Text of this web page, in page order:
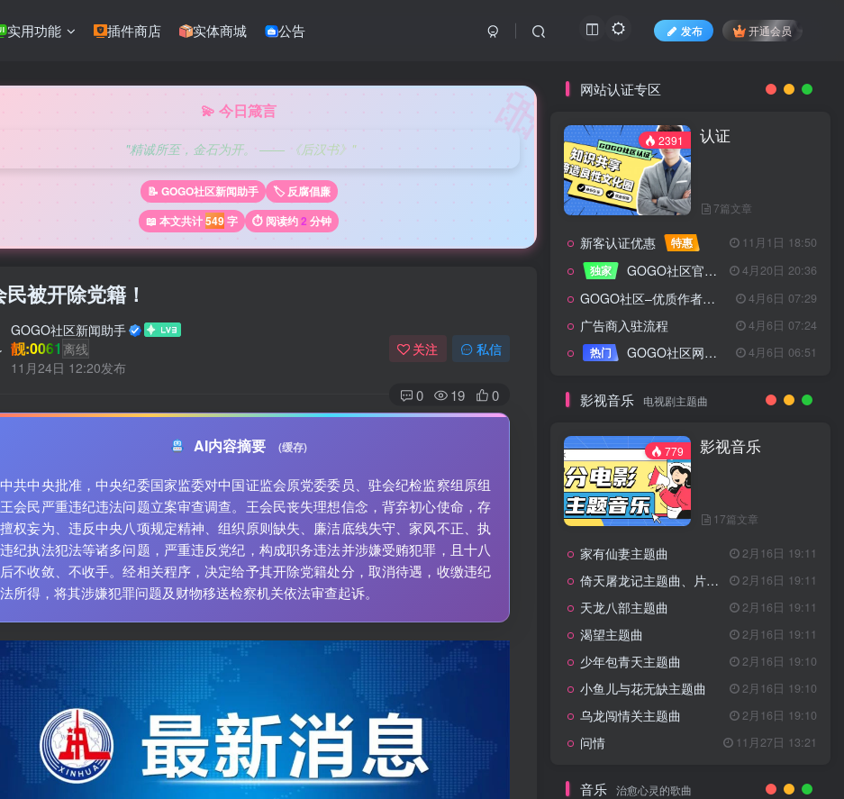
实用功能 插件商店 实体商城 公告 发布 开通会员
🎀
💫 今日箴言
"精诚所至，金石为开。 —— 《后汉书》"
📝 GOGO社区新闻助手
🏷️ 反腐倡廉
📖 本文共计549字 ⏱️ 阅读约2 分钟
被开除党籍！
GOGO社区新闻助手
靓:0061 离线
11月24日 12:20发布
关注 私信
0 19 0
AI内容摘要 (缓存)
共中央批准，中央纪委国家监委对中国证监会原党委委员、驻会纪检监察组原组
会民严重违纪违法问题立案审查调查。王会民丧失理想信念，背弃初心使命，存
权妄为、违反中央八项规定精神、组织原则缺失、廉洁底线失守、家风不正、执
纪执法犯法等诸多问题，严重违反党纪，构成职务违法并涉嫌受贿犯罪，且十八
不收敛、不收手。经相关程序，决定给予其开除党籍处分，取消待遇，收缴违纪
所得，将其涉嫌犯罪问题及财物移送检察机关依法审查起诉。
网站认证专区
2391 认证
7篇文章
新客认证优惠 特惠
11月1日 18:50
独家
GOGO社区官方成员认证 4月20日 20:36
GOGO社区–优质作者认证 4月6日 07:29
广告商入驻流程
4月6日 07:24
热门
GOGO社区网站搭建(自助服务) 4月6日 06:51
影视音乐 电视剧主题曲
779 影视音乐
17篇文章
家有仙妻主题曲 2月16日 19:11
倚天屠龙记主题曲、片头曲 2月16日 19:11
天龙八部主题曲 2月16日 19:11
渴望主题曲 2月16日 19:11
少年包青天主题曲 2月16日 19:10
小鱼儿与花无缺主题曲 2月16日 19:10
乌龙闯情关主题曲 2月16日 19:10
问情 11月27日 13:21
音乐 治愈心灵的歌曲
新客认证优惠 特惠
11月1日 18:50
独家
GOGO社区官方成员认证
GOGO社区–优质作者认证
广告商入驻流程
4月6日 07:24
热门
GOGO社区网站搭建(自助服务) 4月6日 06:51
电视剧主题曲
影视音乐
17篇文章
家有仙妻主题曲 2月16日 19:11
倚天屠龙记主题曲、片头曲 2月16日 19:11